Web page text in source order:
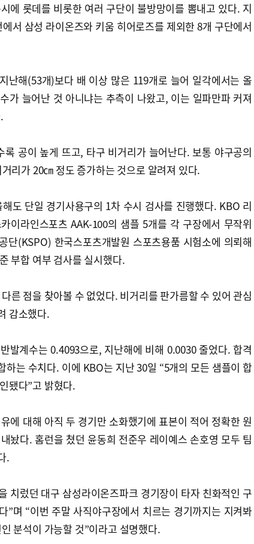
에 롯데를 비롯한 여러 구단이 불방망이를 뽐내고 있다. 지
서 삼성 라이온즈와 키움 히어로즈를 제외한 8개 구단에서
난해(53개)보다 배 이상 많은 119개로 늘어 일각에서는 올
가 늘어난 것 아니냐는 추측이 나왔고, 이는 일파만파 커져
록 공이 높게 뜨고, 타구 비거리가 늘어난다. 보통 야구공의
리가 20㎝ 정도 증가하는 것으로 알려져 있다.
도 단일 경기사용구의 1차 수시 검사를 진행했다. KBO 리
이라인스포츠 AAK-100의 샘플 5개를 각 구장에서 무작위
단(KSPO) 한국스포츠개발원 스포츠용품 시험소에 의뢰해
부합 여부 검사를 실시했다.
른 점을 찾아볼 수 없었다. 비거리를 판가름할 수 있어 관심
감소했다.
발계수는 0.4093으로, 지난해에 비해 0.0030 줄었다. 합격
하는 수치다. 이에 KBO는 지난 30일 “5개의 모든 샘플이 합
됐다”고 밝혔다.
에 대해 아직 두 경기만 소화했기에 표본이 적어 정확한 원
놨다. 홈런을 쳤던 윤동희 전준우 레이예스 손호영 모두 팀
.
치렀던 대구 삼성라이온즈파크 경기장이 타자 친화적인 구
”며 “이번 주말 사직야구장에서 치르는 경기까지는 지켜봐
분석이 가능할 것”이라고 설명했다.